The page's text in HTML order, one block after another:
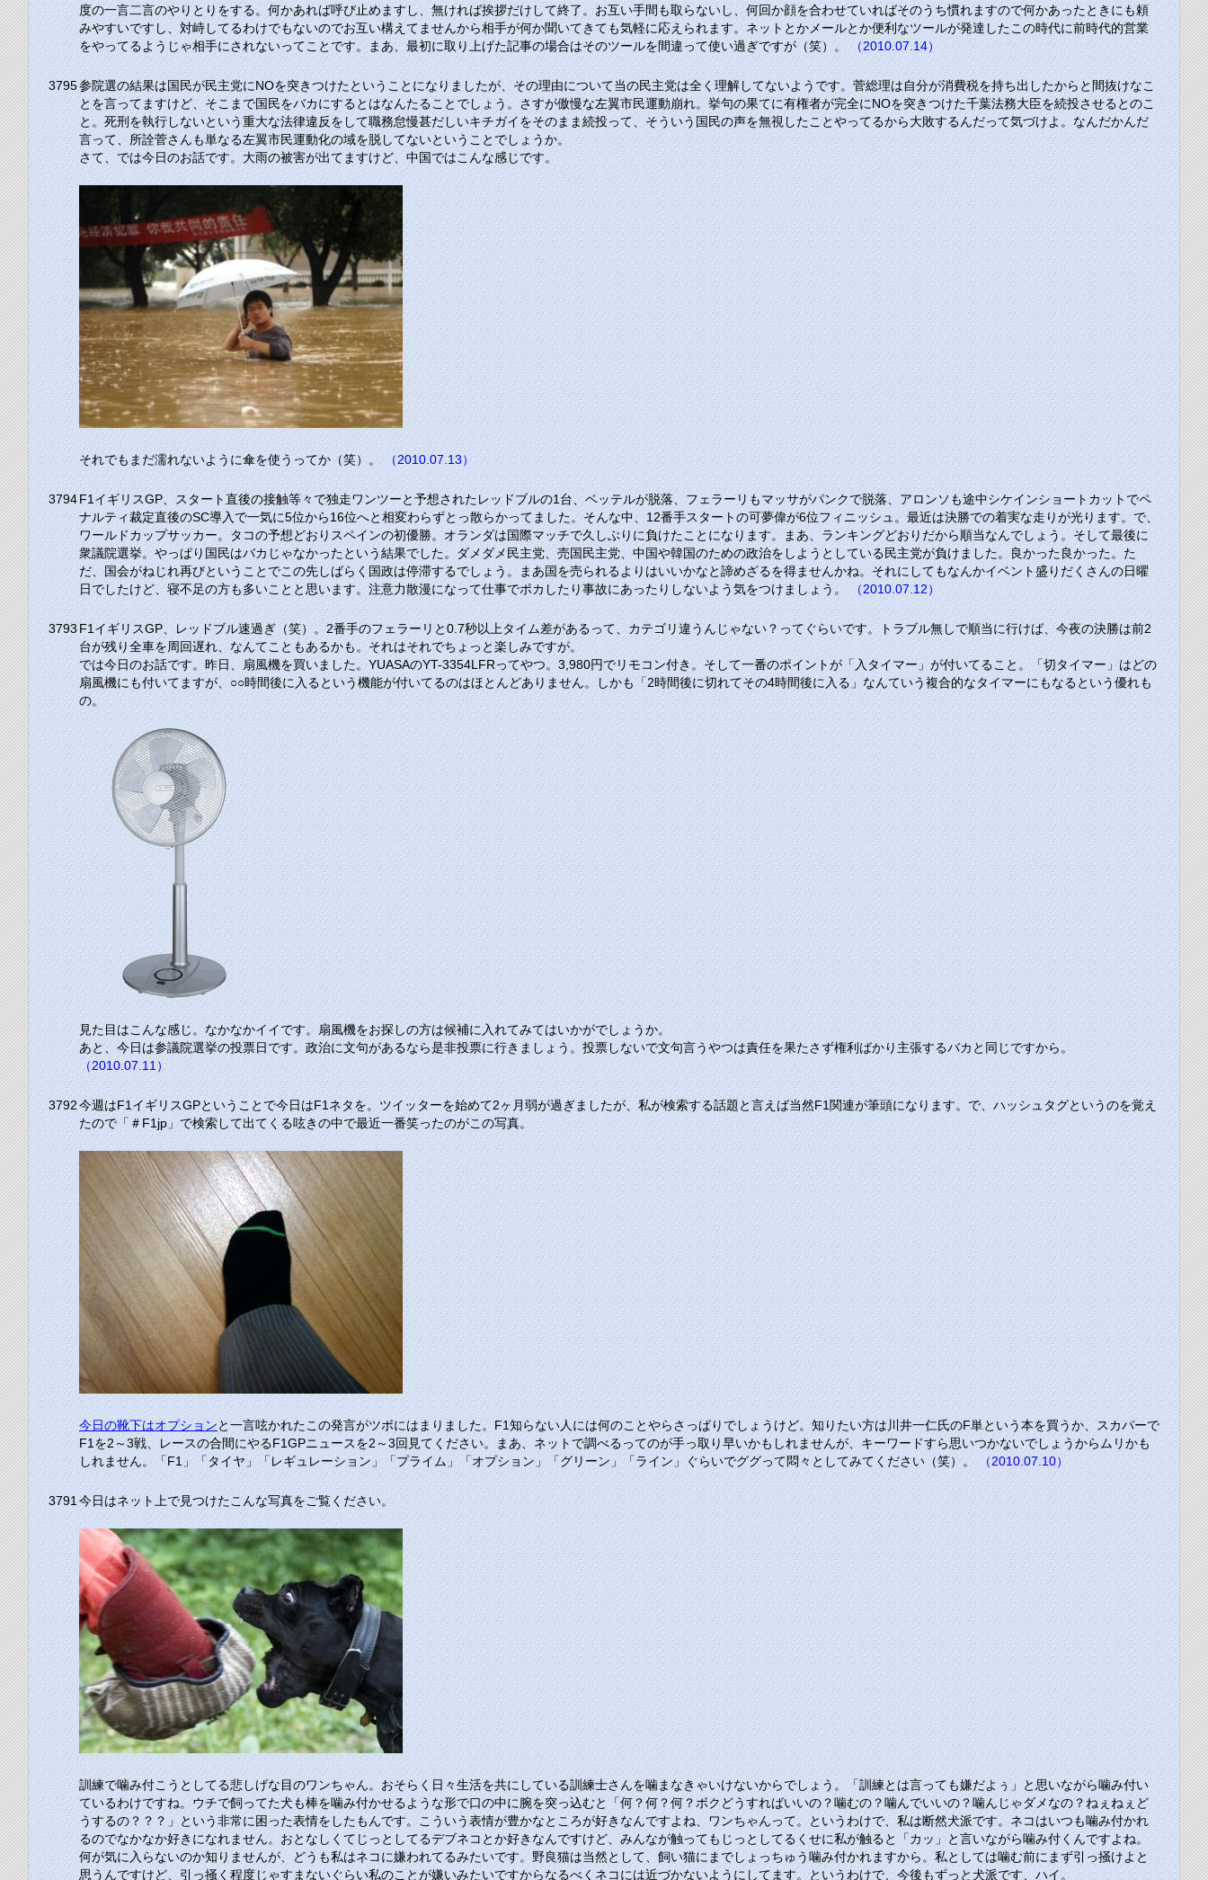
度の一言二言のやりとりをする。何かあれば呼び止めますし、無ければ挨拶だけして終了。お互い手間も取らないし、何回か顔を合わせていればそのうち慣れますので何かあったときにも頼
みやすいですし、対峙してるわけでもないのでお互い構えてませんから相手が何か聞いてきても気軽に応えられます。ネットとかメールとか便利なツールが発達したこの時代に前時代的営業
をやってるようじゃ相手にされないってことです。まあ、最初に取り上げた記事の場合はそのツールを間違って使い過ぎですが（笑）。（2010.07.14）
3795参院選の結果は国民が民主党にNOを突きつけたということになりましたが、その理由について当の民主党は全く理解してないようです。菅総理は自分が消費税を持ち出したからと間抜けなこ
とを言ってますけど、そこまで国民をバカにするとはなんたることでしょう。さすが傲慢な左翼市民運動崩れ。挙句の果てに有権者が完全にNOを突きつけた千葉法務大臣を続投させるとのこ
と。死刑を執行しないという重大な法律違反をして職務怠慢甚だしいキチガイをそのまま続投って、そういう国民の声を無視したことやってるから大敗するんだって気づけよ。なんだかんだ
言って、所詮菅さんも単なる左翼市民運動化の域を脱してないということでしょうか。
さて、では今日のお話です。大雨の被害が出てますけど、中国ではこんな感じです。
それでもまだ濡れないように傘を使うってか（笑）。（2010.07.13）
3794F1イギリスGP、スタート直後の接触等々で独走ワンツーと予想されたレッドブルの1台、ベッテルが脱落、フェラーリもマッサがパンクで脱落、アロンソも途中シケインショートカットでペ
ナルティ裁定直後のSC導入で一気に5位から16位へと相変わらずとっ散らかってました。そんな中、12番手スタートの可夢偉が6位フィニッシュ。最近は決勝での着実な走りが光ります。で、
ワールドカップサッカー。タコの予想どおりスペインの初優勝。オランダは国際マッチで久しぶりに負けたことになります。まあ、ランキングどおりだから順当なんでしょう。そして最後に
衆議院選挙。やっぱり国民はバカじゃなかったという結果でした。ダメダメ民主党、売国民主党、中国や韓国のための政治をしようとしている民主党が負けました。良かった良かった。た
だ、国会がねじれ再びということでこの先しばらく国政は停滞するでしょう。まあ国を売られるよりはいいかなと諦めざるを得ませんかね。それにしてもなんかイベント盛りだくさんの日曜
日でしたけど、寝不足の方も多いことと思います。注意力散漫になって仕事でポカしたり事故にあったりしないよう気をつけましょう。（2010.07.12）
3793F1イギリスGP、レッドブル速過ぎ（笑）。2番手のフェラーリと0.7秒以上タイム差があるって、カテゴリ違うんじゃない？ってぐらいです。トラブル無しで順当に行けば、今夜の決勝は前2
台が残り全車を周回遅れ、なんてこともあるかも。それはそれでちょっと楽しみですが。
では今日のお話です。昨日、扇風機を買いました。YUASAのYT-3354LFRってやつ。3,980円でリモコン付き。そして一番のポイントが「入タイマー」が付いてること。「切タイマー」はどの
扇風機にも付いてますが、○○時間後に入るという機能が付いてるのはほとんどありません。しかも「2時間後に切れてその4時間後に入る」なんていう複合的なタイマーにもなるという優れも
の。
見た目はこんな感じ。なかなかイイです。扇風機をお探しの方は候補に入れてみてはいかがでしょうか。
あと、今日は参議院選挙の投票日です。政治に文句があるなら是非投票に行きましょう。投票しないで文句言うやつは責任を果たさず権利ばかり主張するバカと同じですから。
（2010.07.11）
3792 今週はF1イギリスGPということで今日はF1ネタを。ツイッターを始めて2ヶ月弱が過ぎましたが、私が検索する話題と言えば当然F1関連が筆頭になります。で、ハッシュタグというのを覚え
たので「＃F1jp」で検索して出てくる呟きの中で最近一番笑ったのがこの写真。
今日の靴下はオプションと一言呟かれたこの発言がツボにはまりました。F1知らない人には何のことやらさっぱりでしょうけど。知りたい方は川井一仁氏のF単という本を買うか、スカパーで
F1を2～3戦、レースの合間にやるF1GPニュースを2～3回見てください。まあ、ネットで調べるってのが手っ取り早いかもしれませんが、キーワードすら思いつかないでしょうからムリかも
しれません。「F1」「タイヤ」「レギュレーション」「プライム」「オプション」「グリーン」「ライン」ぐらいでググって悶々としてみてください（笑）。（2010.07.10）
3791今日はネット上で見つけたこんな写真をご覧ください。
訓練で噛み付こうとしてる悲しげな目のワンちゃん。おそらく日々生活を共にしている訓練士さんを噛まなきゃいけないからでしょう。「訓練とは言っても嫌だよぅ」と思いながら噛み付い
ているわけですね。ウチで飼ってた犬も棒を噛み付かせるような形で口の中に腕を突っ込むと「何？何？何？ボクどうすればいいの？噛むの？噛んでいいの？噛んじゃダメなの？ねぇねぇど
うするの？？？」という非常に困った表情をしたもんです。こういう表情が豊かなところが好きなんですよね、ワンちゃんって。というわけで、私は断然犬派です。ネコはいつも噛み付かれ
るのでなかなか好きになれません。おとなしくてじっとしてるデブネコとか好きなんですけど、みんなが触ってもじっとしてるくせに私が触ると「カッ」と言いながら噛み付くんですよね。
何が気に入らないのか知りませんが、どうも私はネコに嫌われてるみたいです。野良猫は当然として、飼い猫にまでしょっちゅう噛み付かれますから。私としては噛む前にまず引っ掻けよと
思うんですけど、引っ掻く程度じゃすまないぐらい私のことが嫌いみたいですからなるべくネコには近づかないようにしてます。というわけで、今後もずっと犬派です、ハイ。